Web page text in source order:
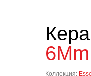
Коллекция: